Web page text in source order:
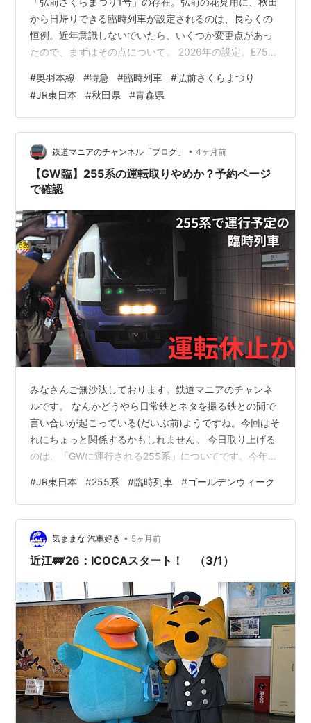
から日帰りできる臨時列車が設定されるのは、長らくの
恒例。近年意識しないでいたら、いくつか変更点があっ
たので、まずはその点について。 2026年の設定。E751
両。4月11日（土）から5月6日（水・振替休日）まで毎
日運転。※弘前さくらまつり2026は、当初は4月17日～5
月5日開催予定だったのが、早咲きの予想により10日開始
に繰り上げられた。列車の運行は、当初から11日運行開
始だった。 1号 秋田9時40分→弘前11時40分／53分→青
森1…
#奥羽本線 #特急 #臨時列車 #弘前さくらまつり
#JR東日本 #秋田県 #青森県
鉄道マニアのチャンネル「ブログ」 • 4ヶ月前
【GW臨】255系の運転取りやめか？予約ページ
で確認
みなさんご無沙汰しております。鉄道マニアのチャンネ
ルです。 なんかどうやら日常鉄とネタを撮る鉄との間で
言い合いが起こっている(だいぶ前)ようですね。今回はそ
れにちょっと関係するかもしれません。 今日取り上げる
のは、「GWに運行される255系」についてです。今年
たら運休になるかもしれません。今回は運休になるかも
しれない255系の臨時列車について調べてみました。 ⒈
運行される臨時列車(255系充当) 255系で運行される臨時
列車は以下の記事にも載っていますが、GWの列車は改め
て書きます。 tetudoumania0430.hatenablog.…
#JR東日本 #255系 #臨時列車 #ゴールデンウィーク
気ままな 汽車好き • 5ヶ月前
近江🚃'26：ICOCAスタート！ （3/1）